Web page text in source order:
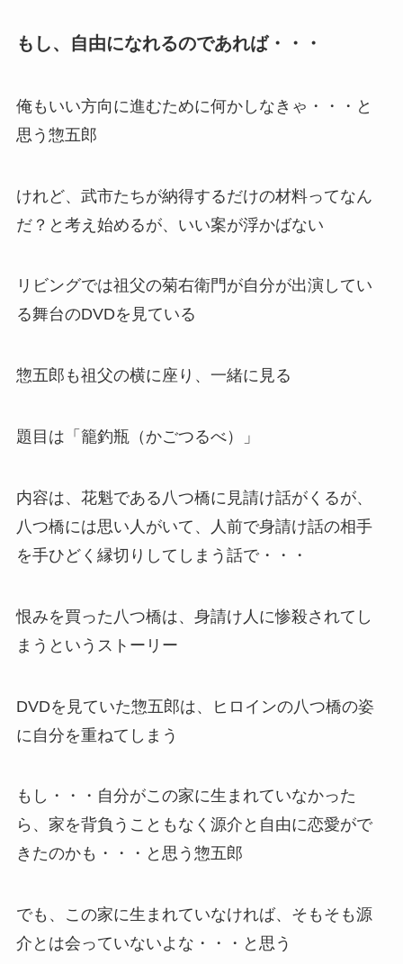
もし、自由になれるのであれば・・・
俺もいい方向に進むために何かしなきゃ・・・と
思う惣五郎
けれど、武市たちが納得するだけの材料ってなん
だ？と考え始めるが、いい案が浮かばない
リビングでは祖父の菊右衛門が自分が出演してい
る舞台のDVDを見ている
惣五郎も祖父の横に座り、一緒に見る
題目は「籠釣瓶（かごつるべ）」
内容は、花魁である八つ橋に見請け話がくるが、
八つ橋には思い人がいて、人前で身請け話の相手
を手ひどく縁切りしてしまう話で・・・
恨みを買った八つ橋は、身請け人に惨殺されてし
まうというストーリー
DVDを見ていた惣五郎は、ヒロインの八つ橋の姿
に自分を重ねてしまう
もし・・・自分がこの家に生まれていなかった
ら、家を背負うこともなく源介と自由に恋愛がで
きたのかも・・・と思う惣五郎
でも、この家に生まれていなければ、そもそも源
介とは会っていないよな・・・と思う